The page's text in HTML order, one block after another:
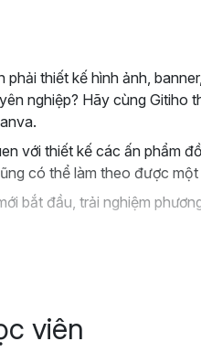
thiết kế hình ảnh,
nghiệp? Hãy cùng Gitiho
với thiết kế các ấn phẩm
có thể làm theo được
bắt đầu, trải nghiệm
viên